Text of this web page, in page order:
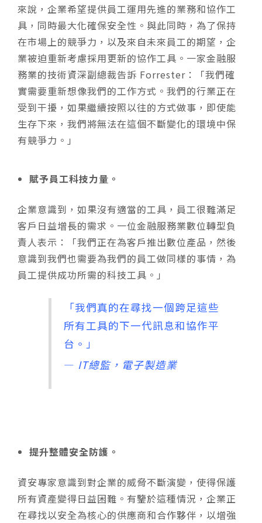
來說，企業希望提供員工運用先進的業務和協作工
具，同時最大化確保安全性。與此同時，為了保持
在市場上的競爭力，以及來自未來員工的期望，企
業被迫重新考慮採用更新的協作工具。一家金融服
務業的技術資深副總裁告訴 Forrester：「我們確
實需要重新想像我們的工作方式。我們的行業正在
受到干擾，如果繼續按照以往的方式做事，即使能
生存下來，我們將無法在這個不斷變化的環境中保
有競爭力。」
賦予員工科技力量。
企業意識到，如果沒有適當的工具，員工很難滿足
客戶日益增長的需求。一位金融服務業數位轉型負
責人表示：「我們正在為客戶推出數位產品，然後
意識到我們也需要為我們的員工做同樣的事情，為
員工提供成功所需的科技工具。」
「我們真的在尋找一個跨足這些
所有工具的下一代訊息和協作平
台。」
— IT總監，電子製造業
提升整體安全防護。
資安專家意識到對企業的威脅不斷演變，使得保護
所有資產變得日益困難。有鑒於這種情況，企業正
在尋找以安全為核心的供應商和合作夥伴，以增強